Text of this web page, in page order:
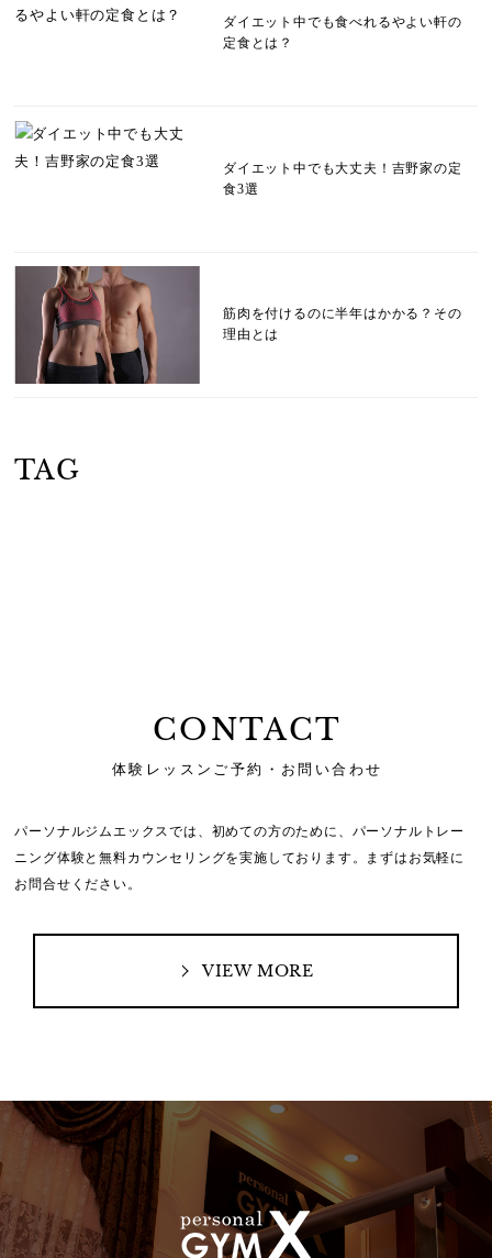
ダイエット中でも食べれるやよい軒の
定食とは？
ダイエット中でも大丈夫！吉野家の定
食3選
筋肉を付けるのに半年はかかる？その
理由とは
TAG
CONTACT
体験レッスンご予約・お問い合わせ
パーソナルジムエックスでは、初めての方のために、 パーソナルトレー
ニング体験と無料カウンセリングを実施しております。
まずはお気軽に
お問合せください。
VIEW MORE